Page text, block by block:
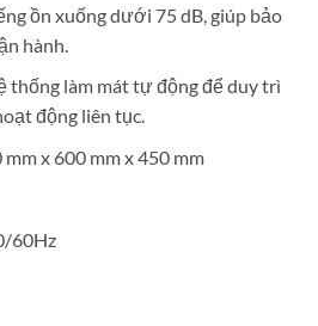
ồn xuống dưới 75 dB, giúp bảo
hành.
thống làm mát tự động để duy trì
động liên tục.
mm x 600 mm x 450 mm
60Hz